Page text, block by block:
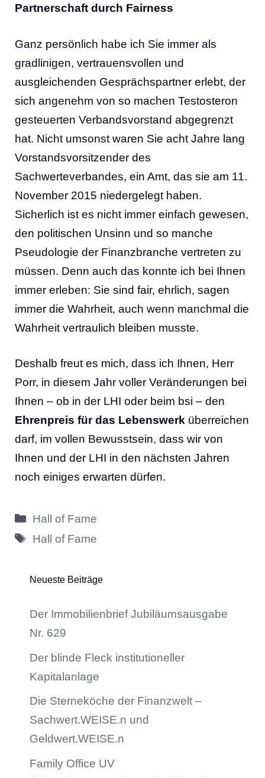
Partnerschaft durch Fairness
Ganz persönlich habe ich Sie immer als
gradlinigen, vertrauensvollen und
ausgleichenden Gesprächspartner erlebt, der
sich angenehm von so machen Testosteron
gesteuerten Verbandsvorstand abgegrenzt
hat. Nicht umsonst waren Sie acht Jahre lang
Vorstandsvorsitzender des
Sachwerteverbandes, ein Amt, das sie am 11.
November 2015 niedergelegt haben.
Sicherlich ist es nicht immer einfach gewesen,
den politischen Unsinn und so manche
Pseudologie der Finanzbranche vertreten zu
müssen. Denn auch das konnte ich bei Ihnen
immer erleben: Sie sind fair, ehrlich, sagen
immer die Wahrheit, auch wenn manchmal die
Wahrheit vertraulich bleiben musste.
Deshalb freut es mich, dass ich Ihnen, Herr
Porr, in diesem Jahr voller Veränderungen bei
Ihnen – ob in der LHI oder beim bsi – den
Ehrenpreis für das Lebenswerk überreichen
darf, im vollen Bewusstsein, dass wir von
Ihnen und der LHI in den nächsten Jahren
noch einiges erwarten dürfen.
Kategorien
Hall of Fame
Schlagwörter
Hall of Fame
Neueste Beiträge
Der Immobilienbrief Jubiläumsausgabe
Nr. 629
Der blinde Fleck institutioneller
Kapitalanlage
Die Sterneköche der Finanzwelt –
Sachwert.WEISE.n und
Geldwert.WEISE.n
Family Office UV